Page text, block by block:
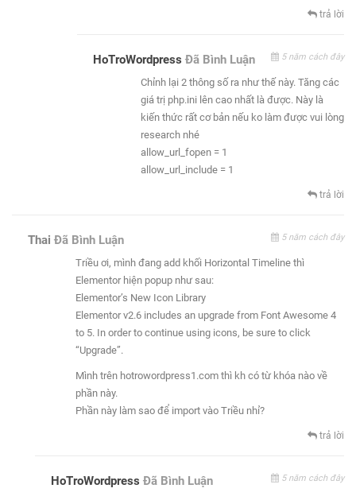
trả lời
HoTroWordpress Đã Bình Luận 5 năm cách đây
Chỉnh lại 2 thông số ra như thế này. Tăng các
giá trị php.ini lên cao nhất là được. Này là
kiến thức rất cơ bản nếu ko làm được vui lòng
research nhé
allow_url_fopen = 1
allow_url_include = 1
trả lời
Thai Đã Bình Luận 5 năm cách đây
Triều ơi, mình đang add khối Horizontal Timeline thì
Elementor hiện popup như sau:
Elementor’s New Icon Library
Elementor v2.6 includes an upgrade from Font Awesome 4
to 5. In order to continue using icons, be sure to click
“Upgrade”.
Mình trên hotrowordpress1.com thì kh có từ khóa nào về
phần này.
Phần này làm sao để import vào Triều nhỉ?
trả lời
HoTroWordpress Đã Bình Luận 5 năm cách đây